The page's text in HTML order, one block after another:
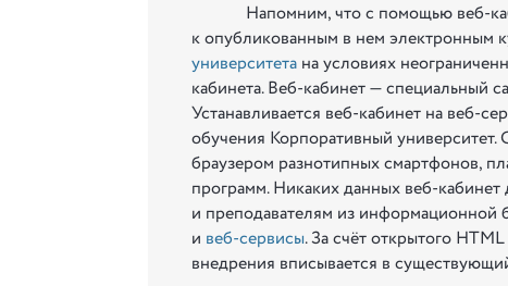
Напомним, что с помощью веб-
к опубликованным в нем электронным
университета на условиях
кабинета. Веб-кабинет — специальный
Устанавливается веб-кабинет на веб-
обучения Корпоративный
браузером разнотипных смартфонов,
программ. Никаких данных веб-
и преподавателям из информационной
и веб-сервисы. За счёт открытого
внедрения вписывается в